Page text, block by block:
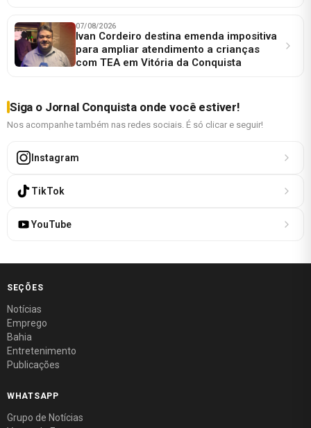
07/08/2026
Ivan Cordeiro destina emenda impositiva
para ampliar atendimento a crianças
com TEA em Vitória da Conquista
Siga o Jornal Conquista onde você estiver!
Nos acompanhe também nas redes sociais. É só clicar e seguir!
Instagram
TikTok
YouTube
SEÇÕES
Notícias
Emprego
Bahia
Entretenimento
Publicações
WHATSAPP
Grupo de Notícias